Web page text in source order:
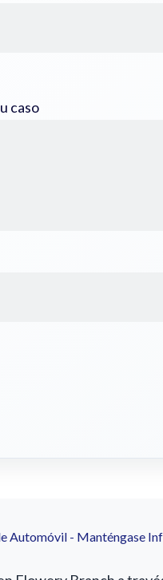
caso
Automóvil - Manténgase